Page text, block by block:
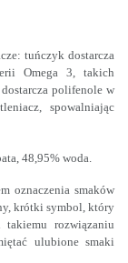
tuńczyk dostarcza
Omega 3, takich
polifenole w
spowalniając
48,95% woda.
oznaczenia smaków
krótki symbol, który
rozwiązaniu
ulubione smaki